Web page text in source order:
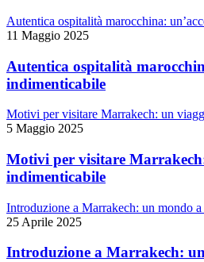
Autentica ospitalità marocchina:
11 Maggio 2025
Autentica ospitalità
indimenticabile
Motivi per visitare Marrakech: un
5 Maggio 2025
Motivi per visitare
indimenticabile
Introduzione a Marrakech: un mondo a
25 Aprile 2025
Introduzione a Marrakech: